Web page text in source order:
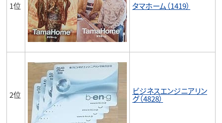
1位 タマホーム（1419）
2位 ビジネスエンジニアリン
グ（4828）